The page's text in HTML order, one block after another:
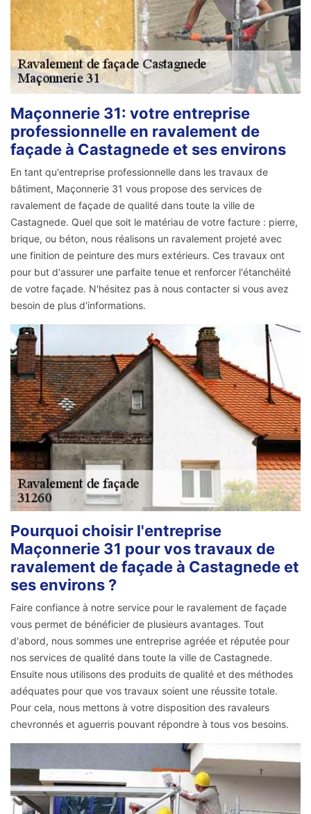
Maçonnerie 31: votre entreprise
professionnelle en ravalement de
façade à Castagnede et ses environs
En tant qu'entreprise professionnelle dans les travaux de
bâtiment, Maçonnerie 31 vous propose des services de
ravalement de façade de qualité dans toute la ville de
Castagnede. Quel que soit le matériau de votre facture : pierre,
brique, ou béton, nous réalisons un ravalement projeté avec
une finition de peinture des murs extérieurs. Ces travaux ont
pour but d'assurer une parfaite tenue et renforcer l'étanchéité
de votre façade. N'hésitez pas à nous contacter si vous avez
besoin de plus d'informations.
Pourquoi choisir l'entreprise
Maçonnerie 31 pour vos travaux de
ravalement de façade à Castagnede et
ses environs ?
Faire confiance à notre service pour le ravalement de façade
vous permet de bénéficier de plusieurs avantages. Tout
d'abord, nous sommes une entreprise agréée et réputée pour
nos services de qualité dans toute la ville de Castagnede.
Ensuite nous utilisons des produits de qualité et des méthodes
adéquates pour que vos travaux soient une réussite totale.
Pour cela, nous mettons à votre disposition des ravaleurs
chevronnés et aguerris pouvant répondre à tous vos besoins.